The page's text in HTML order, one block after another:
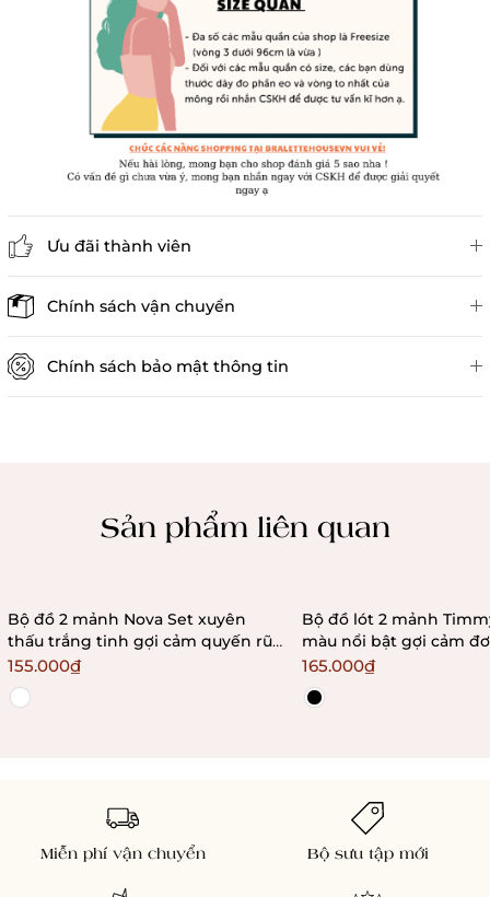
Ưu đãi thành viên
Chính sách vận chuyển
Chính sách bảo mật thông tin
Sản phẩm liên quan
Bộ đồ 2 mảnh Nova Set xuyên
thấu trắng tinh gợi cảm quyến rũ
đơn giản Bralettehousevn
155.000₫
Bộ đồ lót 2 mảnh Timmy Set phối
màu nổi bật gợi cảm
quyến rũ
165.000₫
Miễn phí vận chuyển Bộ sưu tập mới